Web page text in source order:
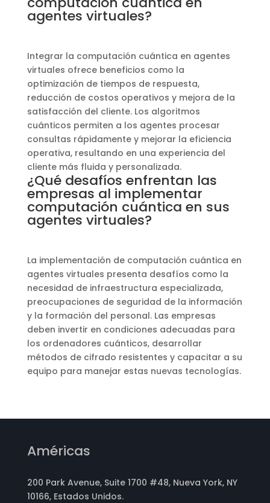
agentes virtuales?
Integrar la computación cuántica en agentes
virtuales ofrece beneficios como la
optimización de tiempos de respuesta,
reducción de costos operativos y mejora de la
satisfacción del cliente. Los algoritmos
cuánticos permiten a los agentes procesar
consultas rápidamente y mejorar la eficiencia
operativa, resultando en una experiencia del
cliente más fluida y personalizada.
¿Qué desafíos enfrentan las
empresas al implementar
computación cuántica en sus
agentes virtuales?
La implementación de computación cuántica en
agentes virtuales presenta desafíos como la
necesidad de infraestructura especializada,
preocupaciones de seguridad de la información
y la formación del personal. Las empresas
deben invertir en condiciones adecuadas para
los ordenadores cuánticos, desarrollar
métodos de cifrado resistentes y capacitar a su
equipo para manejar estas nuevas tecnologías.
Américas
200 Park Avenue, Suite 1700 #48, Nueva York, NY
10166, Estados Unidos.